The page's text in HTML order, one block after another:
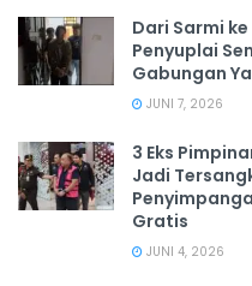
Dari Sarmi
Penyuplai
Gabungan
JUNI 7, 2026
3 Eks
Jadi
Gratis
JUNI 4, 2026